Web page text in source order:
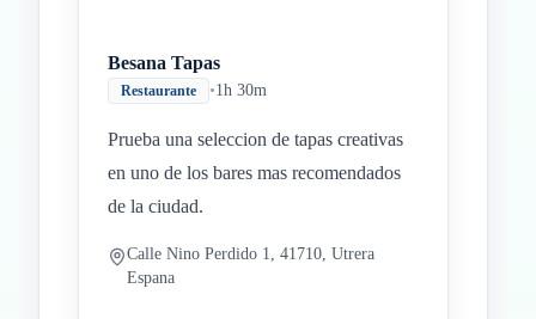
Besana Tapas
Restaurante •1h 30m
Prueba una seleccion de tapas creativas
en uno de los bares mas recomendados
de la ciudad.
Calle Nino Perdido 1, 41710, Utrera
Espana